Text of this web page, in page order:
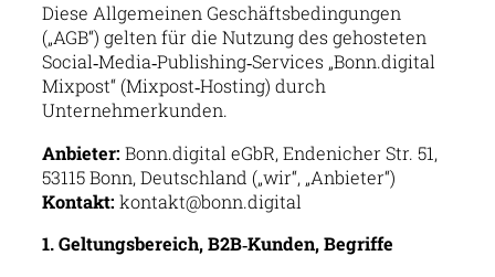
Diese Allgemeinen Geschäftsbedingungen
(„AGB“) gelten für die Nutzung des gehosteten
Social‑Media‑Publishing‑Services „Bonn.digital
Mixpost“ (Mixpost‑Hosting) durch
Unternehmerkunden.
Anbieter: Bonn.digital eGbR, Endenicher Str. 51,
53115 Bonn, Deutschland („wir“, „Anbieter“)
Kontakt: kontakt@bonn.digital
1. Geltungsbereich, B2B‑Kunden, Begriffe